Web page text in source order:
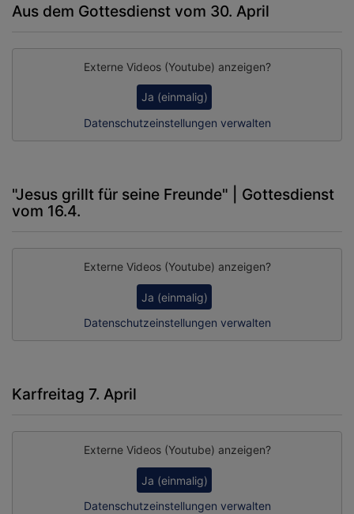
Aus dem Gottesdienst vom 30. April
Externe Videos (Youtube) anzeigen?
Ja (einmalig)
Datenschutzeinstellungen verwalten
"Jesus grillt für seine Freunde" | Gottesdienst
vom 16.4.
Externe Videos (Youtube) anzeigen?
Ja (einmalig)
Datenschutzeinstellungen verwalten
Karfreitag 7. April
Externe Videos (Youtube) anzeigen?
Ja (einmalig)
Datenschutzeinstellungen verwalten